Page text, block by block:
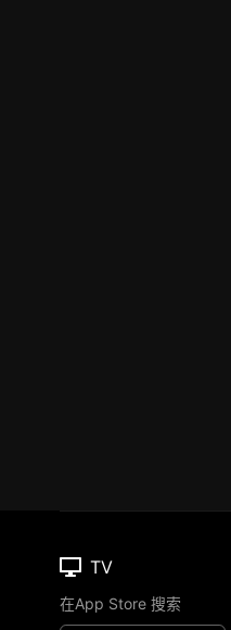
TV
在App Store 搜索